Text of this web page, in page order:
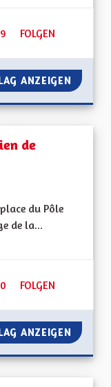
49 FOLLOWER
FOLGEN
POUR UNE
ANZEIGEN POUR
de
du Pôle
de la...
50 FOLLOWER
FOLGEN
MISE EN PLACE
ANZEIGEN MISE